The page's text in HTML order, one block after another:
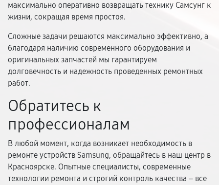
максимально оперативно возвращать технику Самсунг к
жизни, сокращая время простоя.
Сложные задачи решаются максимально эффективно, а
благодаря наличию современного оборудования и
оригинальных запчастей мы гарантируем
долговечность и надежность проведенных ремонтных
работ.
Обратитесь к
профессионалам
В любой момент, когда возникает необходимость в
ремонте устройств Samsung, обращайтесь в наш центр в
Красноярске. Опытные специалисты, современные
технологии ремонта и строгий контроль качества – все